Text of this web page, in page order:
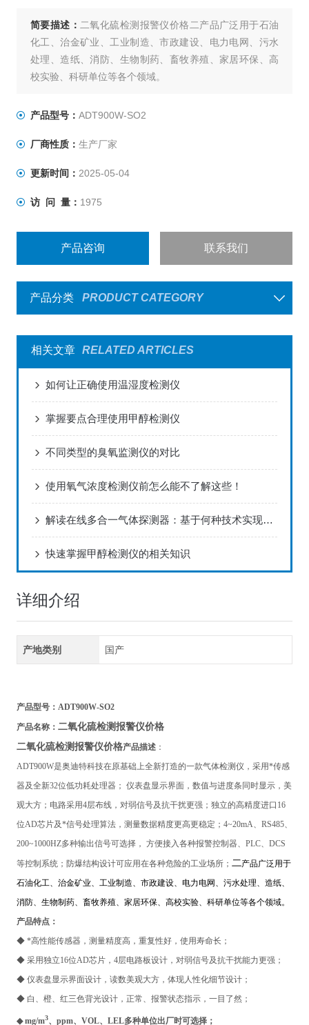
简要描述：二氧化硫检测报警仪价格二产品广泛用于石油
化工、治金矿业、工业制造、市政建设、电力电网、污水
处理、造纸、消防、生物制药、畜牧养殖、家居环保、高
校实验、科研单位等各个领域。
产品型号： ADT900W-SO2
厂商性质： 生产厂家
更新时间： 2025-05-04
访 问 量： 1975
产品咨询 联系我们
产品分类 PRODUCT CATEGORY
相关文章 RELATED ARTICLES
如何让正确使用温湿度检测仪
掌握要点合理使用甲醇检测仪
不同类型的臭氧监测仪的对比
使用氧气浓度检测仪前怎么能不了解这些！
解读在线多合一气体探测器：基于何种技术实现多气体监测？
快速掌握甲醇检测仪的相关知识
详细介绍
产地类别 国产
产品型号：ADT900W-SO2
产品名称： 二氧化硫检测报警仪价格
二氧化硫检测报警仪价格产品描述：
ADT900W是奥迪特科技在原基础上全新打造的一款气体检测仪，采用*传感
器及全新32位低功耗处理器； 仪表盘显示界面，数值与进度条同时显示，美
观大方；电路采用4层布线，对弱信号及抗干扰更强；独立的高精度进口16
位AD芯片及*信号处理算法，测量数据精度更高更稳定；4~20mA、RS485、
200~1000HZ多种输出信号可选择， 方便接入各种报警控制器、PLC、DCS
等控制系统；防爆结构设计可应用在各种危险的工业场所； 二产品广泛用于
石油化工、治金矿业、工业制造、市政建设、电力电网、污水处理、造纸、
消防、生物制药、畜牧养殖、家居环保、高校实验、科研单位等各个领域。
产品特点：
◆ *高性能传感器，测量精度高，重复性好，使用寿命长；
◆ 采用独立16位AD芯片，4层电路板设计，对弱信号及抗干扰能力更强；
◆ 仪表盘显示界面设计，读数美观大方，体现人性化细节设计；
◆ 白、橙、红三色背光设计，正常、报警状态指示，一目了然；
◆ mg/m3、ppm、VOL、LEL多种单位出厂时可选择；